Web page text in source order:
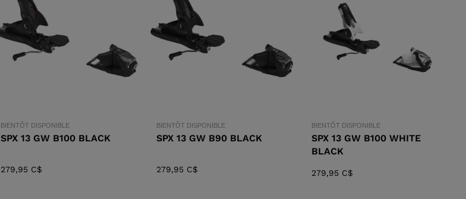
DÉCOUVRIR
DÉCOUVRIR
SPX NX RANDONNÉE
PROTECTIONS
PEAUX DE
PHOQUE
XT3 TOUR HYBRID
BIENTÔT DISPONIBLE
SPX 13 GW B100 BLACK
279,95 C$
BIENTÔT DISPONIBLE
SPX 13 GW B90 BLACK
279,95 C$
BIENTÔT DISPONIBLE
SPX 13 GW B100 WHITE
BLACK
279,95 C$